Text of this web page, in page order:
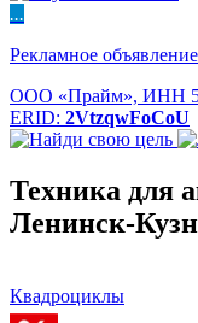
...
Рекламное объявление
ООО «Прайм», ИНН
ERID: 2VtzqwFoCoU
Техника для
Ленинск-
Квадроциклы